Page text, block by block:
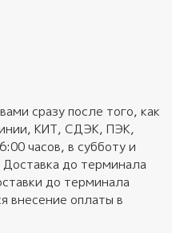
сразу после того, как
КИТ, СДЭК, ПЭК,
часов, в субботу и
Доставка до терминала
до терминала
внесение оплаты в